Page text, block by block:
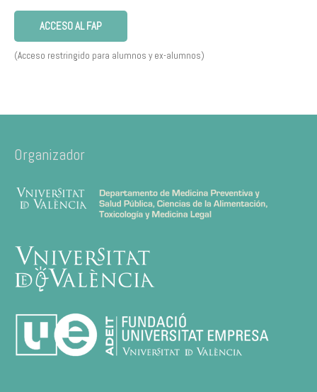
ACCESO AL FAP
(Acceso restringido para alumnos y ex-alumnos)
Organizador